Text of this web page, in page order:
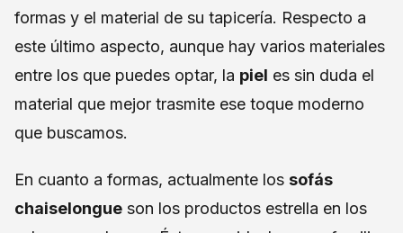
formas y el material de su tapicería. Respecto a
este último aspecto, aunque hay varios materiales
entre los que puedes optar, la piel es sin duda el
material que mejor trasmite ese toque moderno
que buscamos.
En cuanto a formas, actualmente los sofás
chaiselongue son los productos estrella en los